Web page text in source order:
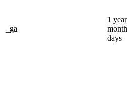
_ga
1
days